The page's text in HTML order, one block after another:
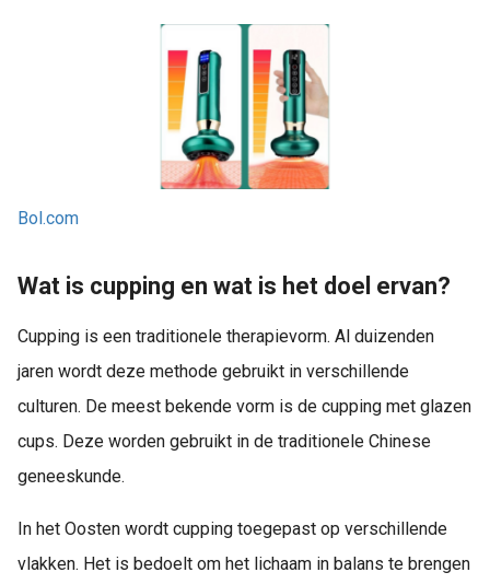
Bol.com
Wat is cupping en wat is het doel ervan?
Cupping is een traditionele therapievorm. Al duizenden
jaren wordt deze methode gebruikt in verschillende
culturen. De meest bekende vorm is de cupping met glazen
cups. Deze worden gebruikt in de traditionele Chinese
geneeskunde.
In het Oosten wordt cupping toegepast op verschillende
vlakken. Het is bedoelt om het lichaam in balans te brengen